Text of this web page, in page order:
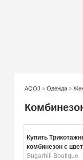
AQOJ » Одежда »
Купить
комбинезон с
принтом
Sugarhill Boutique